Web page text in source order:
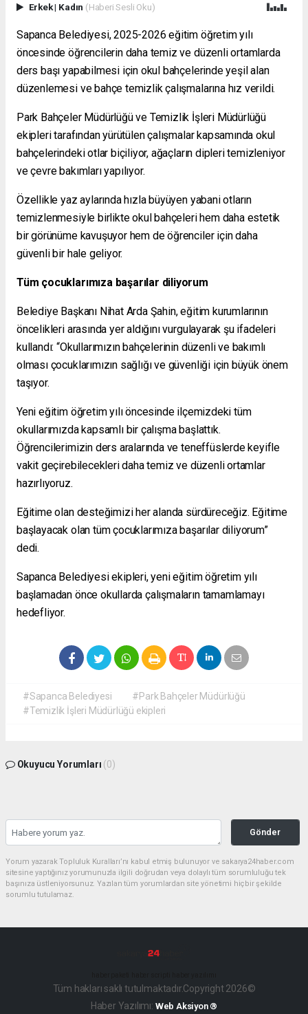
Erkek| Kadın (Haberi Sesli Oku)
Sapanca Belediyesi, 2025-2026 eğitim öğretim yılı
öncesinde öğrencilerin daha temiz ve düzenli ortamlarda
ders başı yapabilmesi için okul bahçelerinde yeşil alan
düzenlemesi ve bahçe temizlik çalışmalarına hız verildi.
Park Bahçeler Müdürlüğü ve Temizlik İşleri Müdürlüğü
ekipleri tarafından yürütülen çalışmalar kapsamında okul
bahçelerindeki otlar biçiliyor, ağaçların dipleri temizleniyor
ve çevre bakımları yapılıyor.
Özellikle yaz aylarında hızla büyüyen yabani otların
temizlenmesiyle birlikte okul bahçeleri hem daha estetik
bir görünüme kavuşuyor hem de öğrenciler için daha
güvenli bir hale geliyor.
Tüm çocuklarımıza başarılar diliyorum
Belediye Başkanı Nihat Arda Şahin, eğitim kurumlarının
öncelikleri arasında yer aldığını vurgulayarak şu ifadeleri
kullandı: “Okullarımızın bahçelerinin düzenli ve bakımlı
olması çocuklarımızın sağlığı ve güvenliği için büyük önem
taşıyor.
Yeni eğitim öğretim yılı öncesinde ilçemizdeki tüm
okullarımızda kapsamlı bir çalışma başlattık.
Öğrencilerimizin ders aralarında ve teneffüslerde keyifle
vakit geçirebilecekleri daha temiz ve düzenli ortamlar
hazırlıyoruz.
Eğitime olan desteğimizi her alanda sürdüreceğiz. Eğitime
başlayacak olan tüm çocuklarımıza başarılar diliyorum”
dedi.
Sapanca Belediyesi ekipleri, yeni eğitim öğretim yılı
başlamadan önce okullarda çalışmaların tamamlamayı
hedefliyor.
#Sapanca Belediyesi
#Park Bahçeler Müdürlüğü
#Temizlik İşleri Müdürlüğü ekipleri
Okuyucu Yorumları (0)
Gönder
Yorum yazarak Topluluk Kuralları’nı kabul etmiş bulunuyor ve sakarya24haber.com
sitesine yaptığınız yorumunuzla ilgili doğrudan veya dolaylı tüm sorumluluğu tek
başınıza üstleniyorsunuz. Yazılan tüm yorumlardan site yönetimi hiçbir şekilde
sorumlu tutulamaz.
Tüm hakları saklı tutulmaktadır.Copyright 2026©
Haber Yazılımı: Web Aksiyon ®